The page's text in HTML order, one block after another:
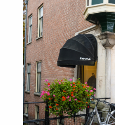
about